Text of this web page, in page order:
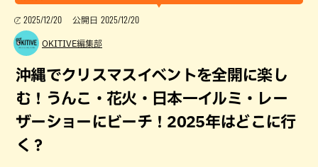
2025/12/20 公開日 2025/12/20
OKITIVE編集部
沖縄でクリスマスイベントを全開に楽し
む！うんこ・花火・日本一イルミ・レー
ザーショーにビーチ！2025年はどこに行
く？